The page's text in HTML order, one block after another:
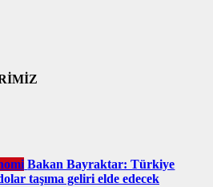
Bakan Bayraktar: Türkiye
taşıma geliri elde edecek